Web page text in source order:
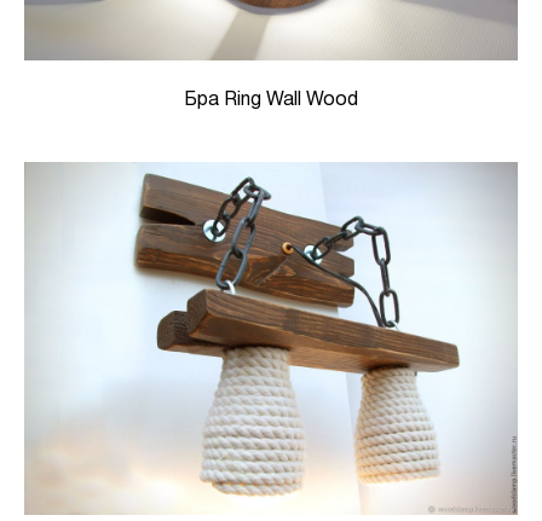
Бра Ring Wall Wood